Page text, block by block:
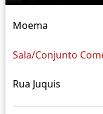
Moema
Sala/Conjunto
Rua Juquis